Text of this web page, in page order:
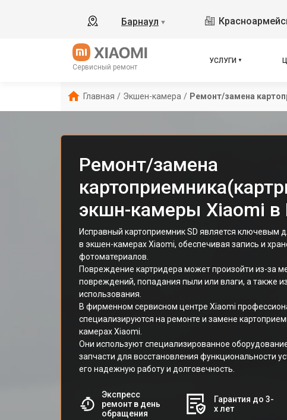
Барнаул ▼
Сервисный ремонт
УСЛУГИ
Главная / Экшен-камера / Ремонт/замена
Ремонт/замена
экшн-камеры Xiaomi в
Исправный картоприемник SD является ключевым
в экшен-камерах Xiaomi, обеспечивая запись и
фотоматериалов.
Повреждение картридера может произойти из-за
повреждений, попадания пыли или влаги, а также
использования.
В фирменном сервисном центре Xiaomi
специализируются на ремонте и замене
камерах Xiaomi.
Они используют специализированное
запчасти для восстановления функциональности
его надежную работу и долговечность.
Экспресс
ремонт в день
обращения
Гарантия до 3-
х лет